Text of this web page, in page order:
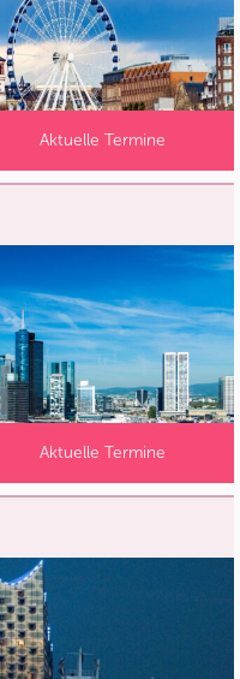
Aktuelle Termine
Aktuelle Termine